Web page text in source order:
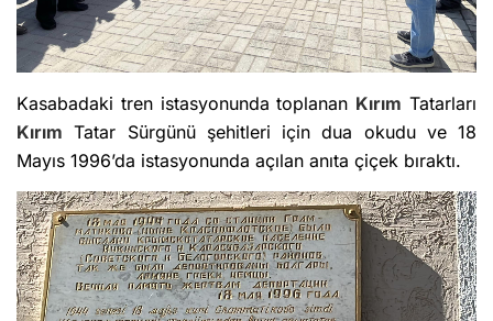
Kasabadaki tren istasyonunda toplanan Kırım Tatarları
Kırım Tatar Sürgünü şehitleri için dua okudu ve 18
Mayıs 1996’da istasyonunda açılan anıta çiçek bıraktı.